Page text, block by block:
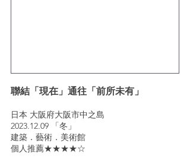
聯結「現在」通往「前所未有」
日本 大阪府大阪市中之島
2023.12.09 「冬」
建築．藝術．美術館
個人推薦★★★★☆